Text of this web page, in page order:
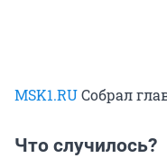
MSK1.RUСобрал
Что случилось?